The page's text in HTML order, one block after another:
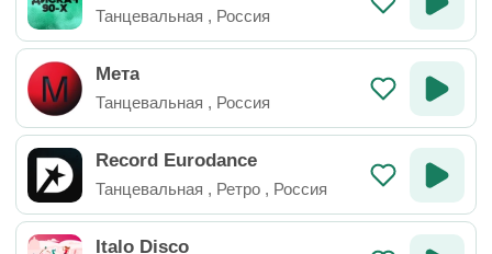
Танцевальная , Россия
Мета
Танцевальная , Россия
Record Eurodance
Танцевальная , Ретро , Россия
Italo Disco